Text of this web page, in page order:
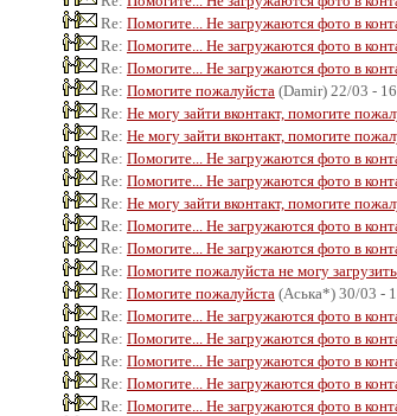
Re: Помогите... Не загружаются фото в
Re: Помогите... Не загружаются фото в
Re: Помогите... Не загружаются фото в
Re: Помогите пожалуйста (Damir) 22/03 -
Re: Не могу зайти вконтакт, помогите
Re: Не могу зайти вконтакт, помогите
Re: Помогите... Не загружаются фото в
Re: Помогите... Не загружаются фото в
Re: Не могу зайти вконтакт, помогите
Re: Помогите... Не загружаются фото в
Re: Помогите... Не загружаются фото в
Re: Помогите пожалуйста не могу
Re: Помогите пожалуйста (Аська*) 30/03 -
Re: Помогите... Не загружаются фото в
Re: Помогите... Не загружаются фото в
Re: Помогите... Не загружаются фото в
Re: Помогите... Не загружаются фото в
Re: Помогите... Не загружаются фото в